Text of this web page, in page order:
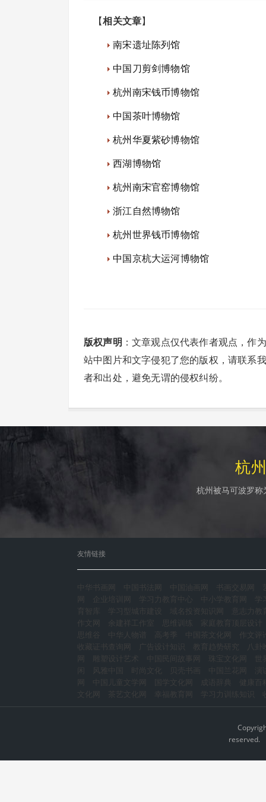
【相关文章】
南宋遗址陈列馆
中国刀剪剑博物馆
杭州南宋钱币博物馆
中国茶叶博物馆
杭州华夏紫砂博物馆
西湖博物馆
杭州南宋官窑博物馆
浙江自然博物馆
杭州世界钱币博物馆
中国京杭大运河博物馆
版权声明 ：文章观点仅代表作者观点，作
站中图片和文字侵犯了您的版权，请联系
者和出处，避免无谓的侵权纠纷。
杭
杭州被马可波罗
友情链接
中华书画网 中国书法网 中国油画网 书画交易网
网
企业培训网 学习力教育中心 中小学教育网
育智库
学习型城市建设 域名投资知识网
意志力教
作文网
余建祥工作室 思维训练
家庭教育顶层设计
思维谷
中华人物谱 高考季 中国茶文化网
作文评
收藏证书查询网
广告设计知识 教育趋势研究
八卦
网
雕塑设计艺术 中国民间故事网 珠宝文化网
世
闲
风雅中国 时尚文化 贝壳书画 中国兰花网
网
中国儿童文学网 国学文化网 成语辞典
健康百
文化网
茶艺文化网 幸福教育网 学习力训练知识